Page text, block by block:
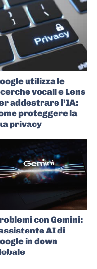
utilizza le
vocali e Lens
addestrare l’IA:
proteggere la
privacy
con Gemini:
AI di
in down